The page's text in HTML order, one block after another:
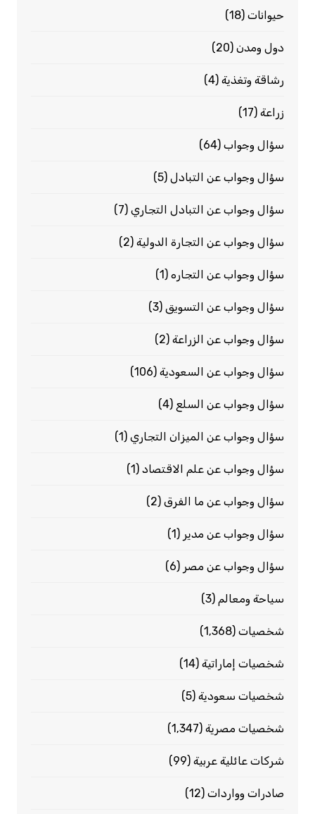
حيوانات(18)
دول ومدن(20)
رشاقة وتغذية(4)
زراعة(17)
سؤال وجواب(64)
سؤال وجواب عن التبادل(5)
سؤال وجواب عن التبادل التجاري(7)
سؤال وجواب عن التجارة الدولية(2)
سؤال وجواب عن التجاره(1)
سؤال وجواب عن التسويق(3)
سؤال وجواب عن الزراعة(2)
سؤال وجواب عن السعودية(106)
سؤال وجواب عن السلع (4)
سؤال وجواب عن الميزان التجاري(1)
سؤال وجواب عن علم الاقتصاد(1)
سؤال وجواب عن ما الفرق(2)
سؤال وجواب عن مدير (1)
سؤال وجواب عن مصر (6)
سياحة ومعالم (3)
شخصيات(1٬368)
شخصيات إماراتية(14)
شخصيات سعودية(5)
شخصيات مصرية(1٬347)
شركات عائلية عربية(99)
صادرات وواردات(12)